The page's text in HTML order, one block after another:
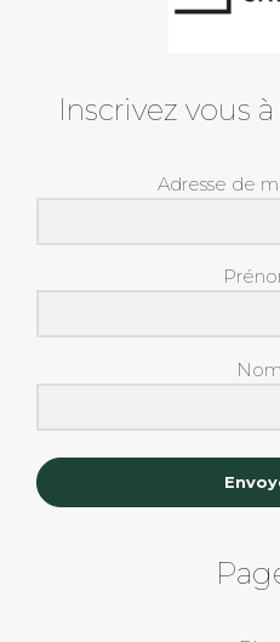
Inscrivez vous
Adresse de
Nom